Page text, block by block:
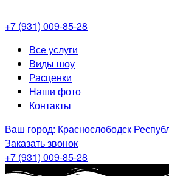
+7 (931) 009-85-28
МенюВсе услуги
Виды шоу
Расценки
Наши фото
Контакты
Ваш город: Краснослободск
Заказать звонок
+7 (931) 009-85-28